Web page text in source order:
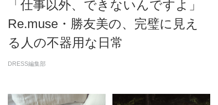
「仕事以外、できないんですよ」
Re.muse・勝友美の、完璧に見え
る人の不器用な日常
DRESS編集部